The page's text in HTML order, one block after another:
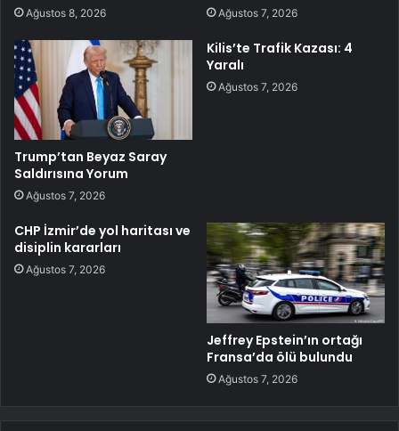
Ağustos 8, 2026 Ağustos 7, 2026
Trump’tan Beyaz Saray
Saldırısına Yorum
Ağustos 7, 2026
Kilis’te Trafik Kazası: 4
Yaralı
Ağustos 7, 2026
CHP İzmir’de yol haritası ve
disiplin kararları
Ağustos 7, 2026
Jeffrey Epstein’ın ortağı
Fransa’da ölü bulundu
Ağustos 7, 2026